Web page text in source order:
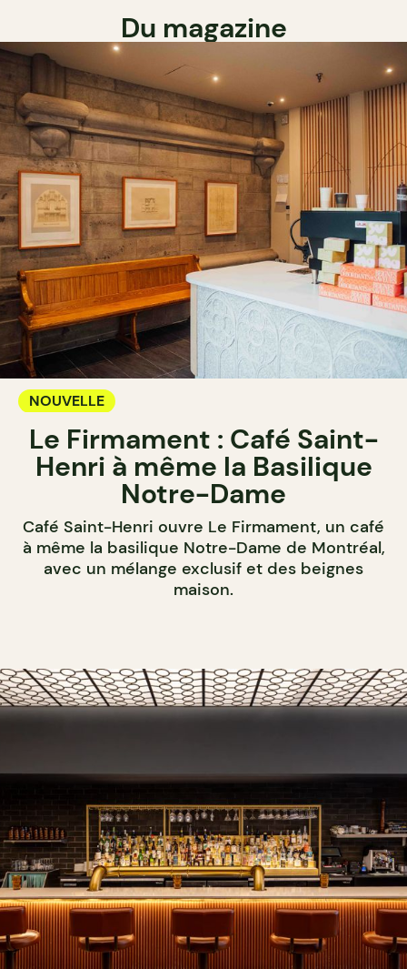
Du magazine
NOUVELLE
Le Firmament : Café Saint-
Henri à même la Basilique
Notre-Dame
Café Saint-Henri ouvre Le Firmament, un café
à même la basilique Notre-Dame de Montréal,
avec un mélange exclusif et des beignes
maison.